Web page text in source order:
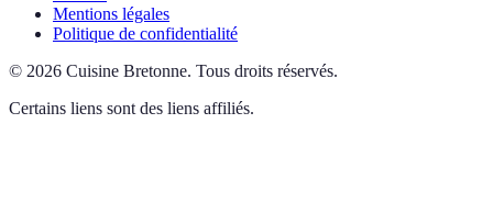
Mentions légales
Politique de confidentialité
© 2026 Cuisine Bretonne. Tous droits réservés.
Certains liens sont des liens affiliés.